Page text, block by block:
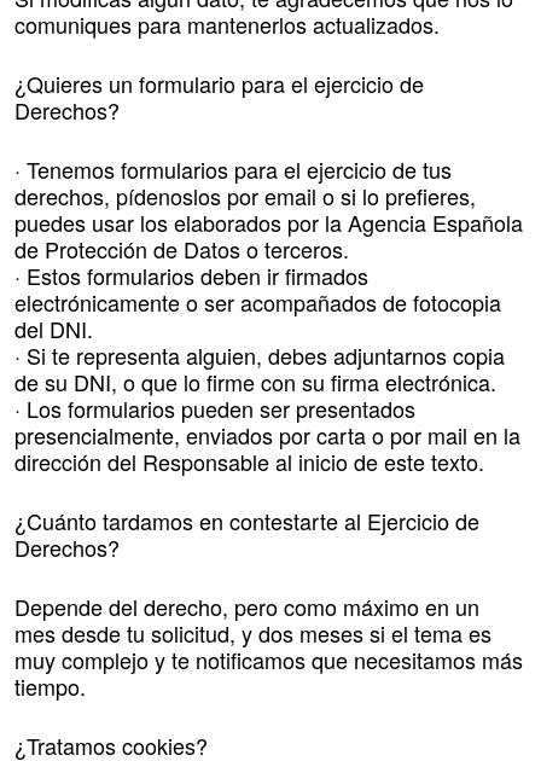
comuniques para mantenerlos actualizados.
¿Quieres un formulario para el ejercicio de
Derechos?
· Tenemos formularios para el ejercicio de tus
derechos, pídenoslos por email o si lo prefieres,
puedes usar los elaborados por la Agencia Española
de Protección de Datos o terceros.
· Estos formularios deben ir firmados
electrónicamente o ser acompañados de fotocopia
del DNI.
· Si te representa alguien, debes adjuntarnos copia
de su DNI, o que lo firme con su firma electrónica.
· Los formularios pueden ser presentados
presencialmente, enviados por carta o por mail en la
dirección del Responsable al inicio de este texto.
¿Cuánto tardamos en contestarte al Ejercicio de
Derechos?
Depende del derecho, pero como máximo en un
mes desde tu solicitud, y dos meses si el tema es
muy complejo y te notificamos que necesitamos más
tiempo.
¿Tratamos cookies?